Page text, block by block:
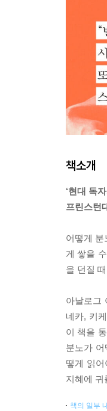
책소개
‘현대 독
프린스턴
어떻게
게 쌓을
을 던질
아날로그
네카, 키
이 책을
분노가
떻게 읽
지혜에 귀
책의 일부